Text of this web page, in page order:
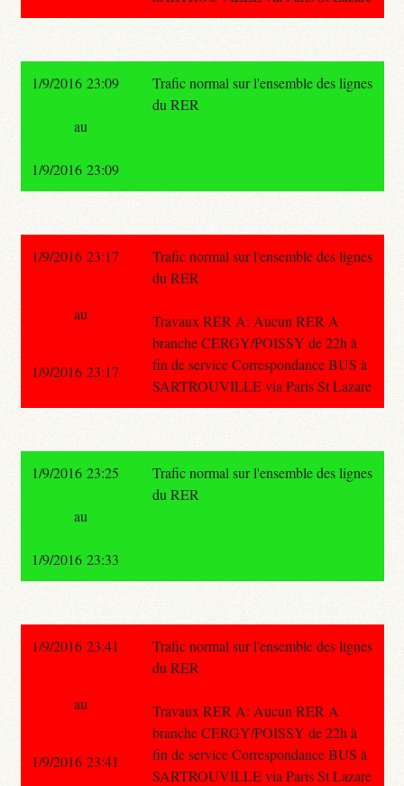
1/9/2016 23:09
Trafic normal sur l'ensemble des lignes
du RER
au
1/9/2016 23:09
1/9/2016 23:17
Trafic normal sur l'ensemble des lignes
du RER
Travaux RER A: Aucun RER A
branche CERGY/POISSY de 22h à
fin de service Correspondance BUS à
SARTROUVILLE via Paris St Lazare
au
1/9/2016 23:17
1/9/2016 23:25
Trafic normal sur l'ensemble des lignes
du RER
au
1/9/2016 23:33
1/9/2016 23:41
Trafic normal sur l'ensemble des lignes
du RER
Travaux RER A: Aucun RER A
branche CERGY/POISSY de 22h à
fin de service Correspondance BUS à
SARTROUVILLE via Paris St Lazare
au
1/9/2016 23:41